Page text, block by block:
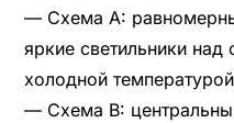
— Схема A:
яркие светильники
холодной
— Схема B: